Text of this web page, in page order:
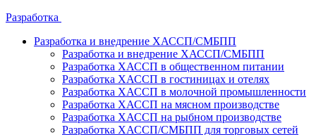
Разработка
Разработка и внедрение ХАССП/СМБПП
Разработка и внедрение ХАССП/СМБПП
Разработка ХАССП в общественном питании
Разработка ХАССП в гостиницах и отелях
Разработка ХАССП в молочной промышленности
Разработка ХАССП на мясном производстве
Разработка ХАССП на рыбном производстве
Разработка ХАССП/СМБПП для торговых сетей